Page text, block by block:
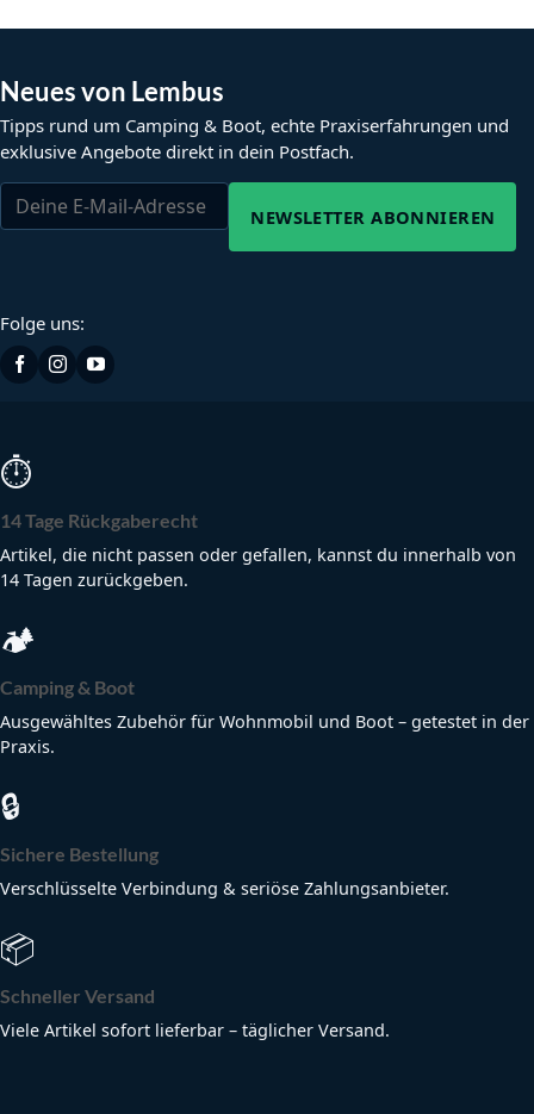
Neues von Lembus
Tipps rund um Camping & Boot, echte Praxiserfahrungen und
exklusive Angebote direkt in dein Postfach.
NEWSLETTER ABONNIEREN
Folge uns:
⏱
14 Tage Rückgaberecht
Artikel, die nicht passen oder gefallen, kannst du innerhalb von
14 Tagen zurückgeben.
🏕
Camping & Boot
Ausgewähltes Zubehör für Wohnmobil und Boot – getestet in der
Praxis.
🔒
Sichere Bestellung
Verschlüsselte Verbindung & seriöse Zahlungsanbieter.
📦
Schneller Versand
Viele Artikel sofort lieferbar – täglicher Versand.